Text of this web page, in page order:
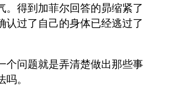
。得到加菲尔回答的昴缩紧了
认过了自己的身体已经逃过了
个问题就是弄清楚做出那些事
。